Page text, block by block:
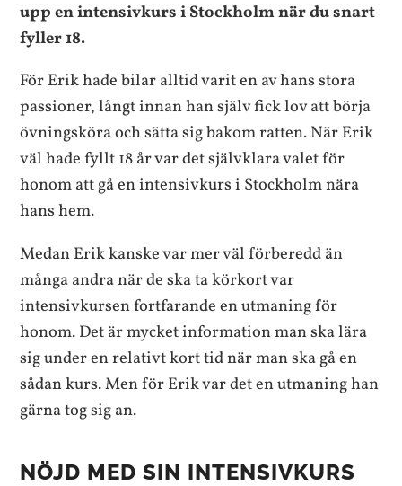
upp en intensivkurs i Stockholm när du snart
fyller 18.
För Erik hade bilar alltid varit en av hans stora
passioner, långt innan han själv fick lov att börja
övningsköra och sätta sig bakom ratten. När Erik
väl hade fyllt 18 år var det självklara valet för
honom att gå en intensivkurs i Stockholm nära
hans hem.
Medan Erik kanske var mer väl förberedd än
många andra när de ska ta körkort var
intensivkursen fortfarande en utmaning för
honom. Det är mycket information man ska lära
sig under en relativt kort tid när man ska gå en
sådan kurs. Men för Erik var det en utmaning han
gärna tog sig an.
NÖJD MED SIN INTENSIVKURS